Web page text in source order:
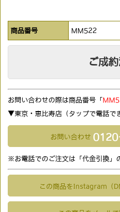
商品番号 MM522
ご成
お問い合わせの際は商品番号「
▼東京・恵比寿店（タップで電話で
お問い合わせ
※お電話でのご注文は「代金引換」
この商品をInstagram（